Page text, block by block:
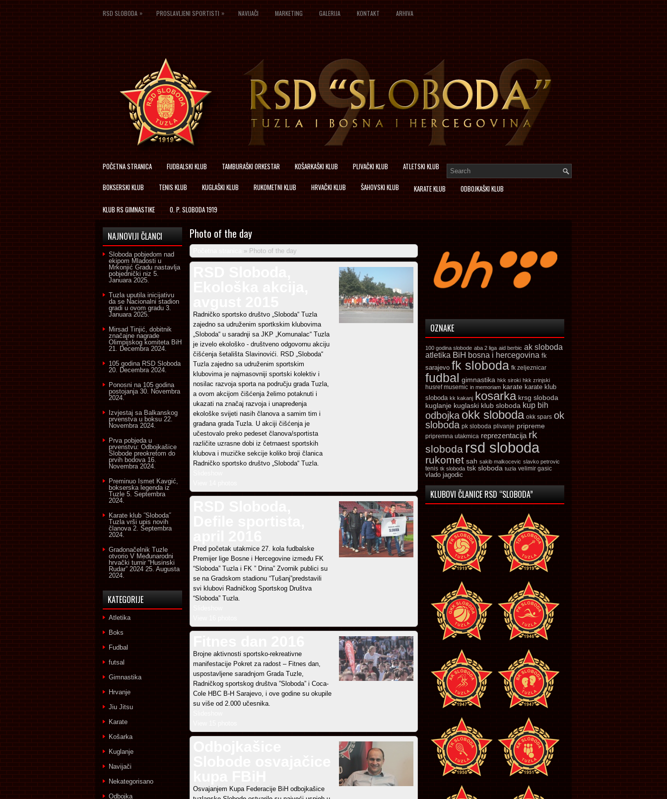
RSD SLOBODA » PROSLAVLJENI SPORTISTI » NAVIJAČI MARKETING GALERIJA KONTAKT ARHIVA
POČETNA STRANICA FUDBALSKI KLUB TAMBURAŠKI ORKESTAR KOŠARKAŠKI KLUB PLIVAČKI KLUB ATLETSKI KLUB
BOKSERSKI KLUB TENIS KLUB KUGLAŠKI KLUB RUKOMETNI KLUB HRVAČKI KLUB ŠAHOVSKI KLUB KARATE KLUB ODBOJKAŠKI KLUB
KLUB RS GIMNASTIKE O. P. SLOBODA 1919
Photo of the day
» Photo of the day
Radničko sportsko društvo „Sloboda“ Tuzla
zajedno sa udruženim sportkskim klubovima
„Sloboda“ u saradnji sa JKP „Komunalac“ Tuzla
je izvelo ekološko - društveno odgovornu akciju
čišćenja šetališta Slavinovići. RSD „Sloboda“
Tuzla zajedno sa udruženim sportskim
klubovima je najmasovniji sportski kolektiv i
nosilac razvoja sporta na području grada Tuzla,
a ovom akcijom čišćenja želimo potaknuti i
ukazati na značaj razvoja i unapređenja
ekološke svijeti nasih članova a samim tim i
građana grada Tuzla. U akciji čišćenja je
učestovalo preko pedeset članova/sportista
različite uzrasne dobi iz četrnaest sportskih
klubova i muzičke sekcije koliko broji članica
Radničko sportsko društvo „Sloboda“ Tuzla.
Pred početak utakmice 27. kola fudbalske
Premijer lige Bosne i Hercegovine između FK
“Sloboda” Tuzla i FK ” Drina” Zvornik publici su
se na Gradskom stadionu “Tušanj”predstavili
svi klubovi Radničkog Sportskog Društva
“Sloboda” Tuzla.
Brojne aktivnosti sportsko-rekreativne
manifestacije Pokret za radost – Fitnes dan,
uspostavljene saradnjom Grada Tuzle,
Radničkog sportskog društva ”Sloboda” i Coca-
Cole HBC B-H Sarajevo, i ove godine su okupile
su više od 2.000 učesnika.
Osvajanjem Kupa Federacije BiH odbojkašice
NAJNOVIJI ČLANCI
Sloboda pobjedom nad
ekipom Mladosti u
Mrkonjić Gradu nastavlja
pobjednički niz 5.
Januara 2025.
Tuzla uputila inicijativu
da se Nacionalni stadion
gradi u ovom gradu 3.
Januara 2025.
Mirsad Tinjić, dobitnik
značajne nagrade
Olimpijskog komiteta BiH
21. Decembra 2024.
105 godina RSD Sloboda
20. Decembra 2024.
Ponosni na 105 godina
postojanja 30. Novembra
2024.
Izvjestaj sa Balkanskog
prvenstva u boksu 22.
Novembra 2024.
Prva pobjeda u
prvenstvu: Odbojkašice
Slobode preokretom do
prvih bodova 16.
Novembra 2024.
Preminuo Ismet Kavgić,
bokserska legenda iz
Tuzle 5. Septembra
2024.
Karate klub ˝Sloboda˝
Tuzla vrši upis novih
članova 2. Septembra
2024.
Gradonačelnik Tuzle
otvorio V Međunarodni
hrvački turnir “Husinski
Rudar” 2024 25. Augusta
2024.
KATEGORIJE
Atletika
Boks
Fudbal
futsal
Gimnastika
Hrvanje
Jiu Jitsu
Karate
Košarka
Kuglanje
Navijači
Nekategorisano
Odbojka
OZNAKE
100 godina slobode aba 2 liga aid berbic ak sloboda
atletika BiH bosna i hercegovina fk
sarajevo fk sloboda fk zeljeznicar
fudbal gimnastika hkk siroki hkk zrinjski
husref musemic in memoriam karate karate klub
sloboda kk kakanj kosarka krsg sloboda
kuglanje kuglaski klub sloboda kup bih
odbojka okk sloboda okk spars ok
sloboda pk sloboda plivanje pripreme
pripremna utakmica reprezentacija rk
sloboda rsd sloboda
rukomet sah sakib malkocevic slavko petrovic
tenis tk sloboda tsk sloboda tuzla velimir gasic
vlado jagodic
KLUBOVI ČLANICE RSD “SLOBODA”